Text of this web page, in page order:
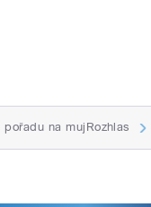
na mujRozhlas